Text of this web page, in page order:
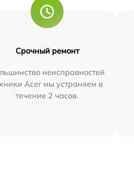
Срочный ремонт
неисправностей
Acer мы устраняем в
течение 2 часов.